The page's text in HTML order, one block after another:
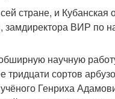
стране, и Кубанская
замдиректора ВИР по
научную
тридцати сортов
Генриха